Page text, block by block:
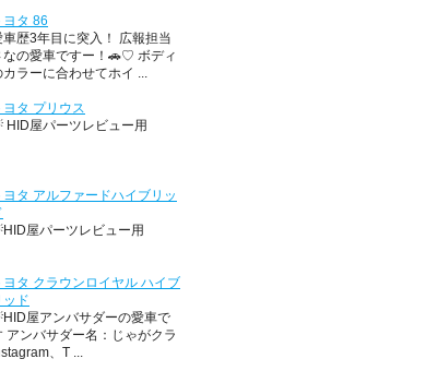
ヨタ 86
車歴3年目に突入！ 広報担当
なの愛車ですー！🚗♡ ボディ
カラーに合わせてホイ ...
ヨタ プリウス
HID屋パーツレビュー用
ヨタ アルファードハイブリッ
屋パーツレビュー用
ヨタ クラウンロイヤル ハイブ
ッド
屋アンバサダーの愛車で
アンバサダー名：じゃがクラ
、T ...